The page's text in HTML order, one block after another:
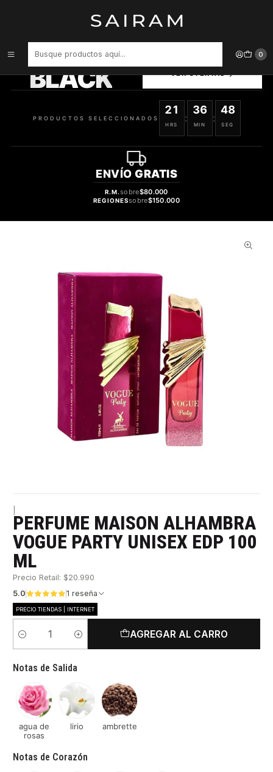
0
PERFUME MAISON ALHAMBRA VOGUE PARTY UNISEX EDP 100 ML
BLACK
SELECCIONADOS
PRODUCTOS SELECCIONADOS
21
HRS
:
36
MIN
:
47
SEG
ENVÍO GRATIS
R.M.sobre$80.000
REGIONESsobre$150.000
PERFUME MAISON ALHAMBRA
VOGUE PARTY UNISEX EDP 100
ML
Precio Retail: $20.990
5.0
1 reseña
PRECIO TIENDAS | INTERNET
Cantidad
AGREGAR AL CARRO
Notas de Salida
agua de
rosas
lirio ambrette
Notas de Corazón